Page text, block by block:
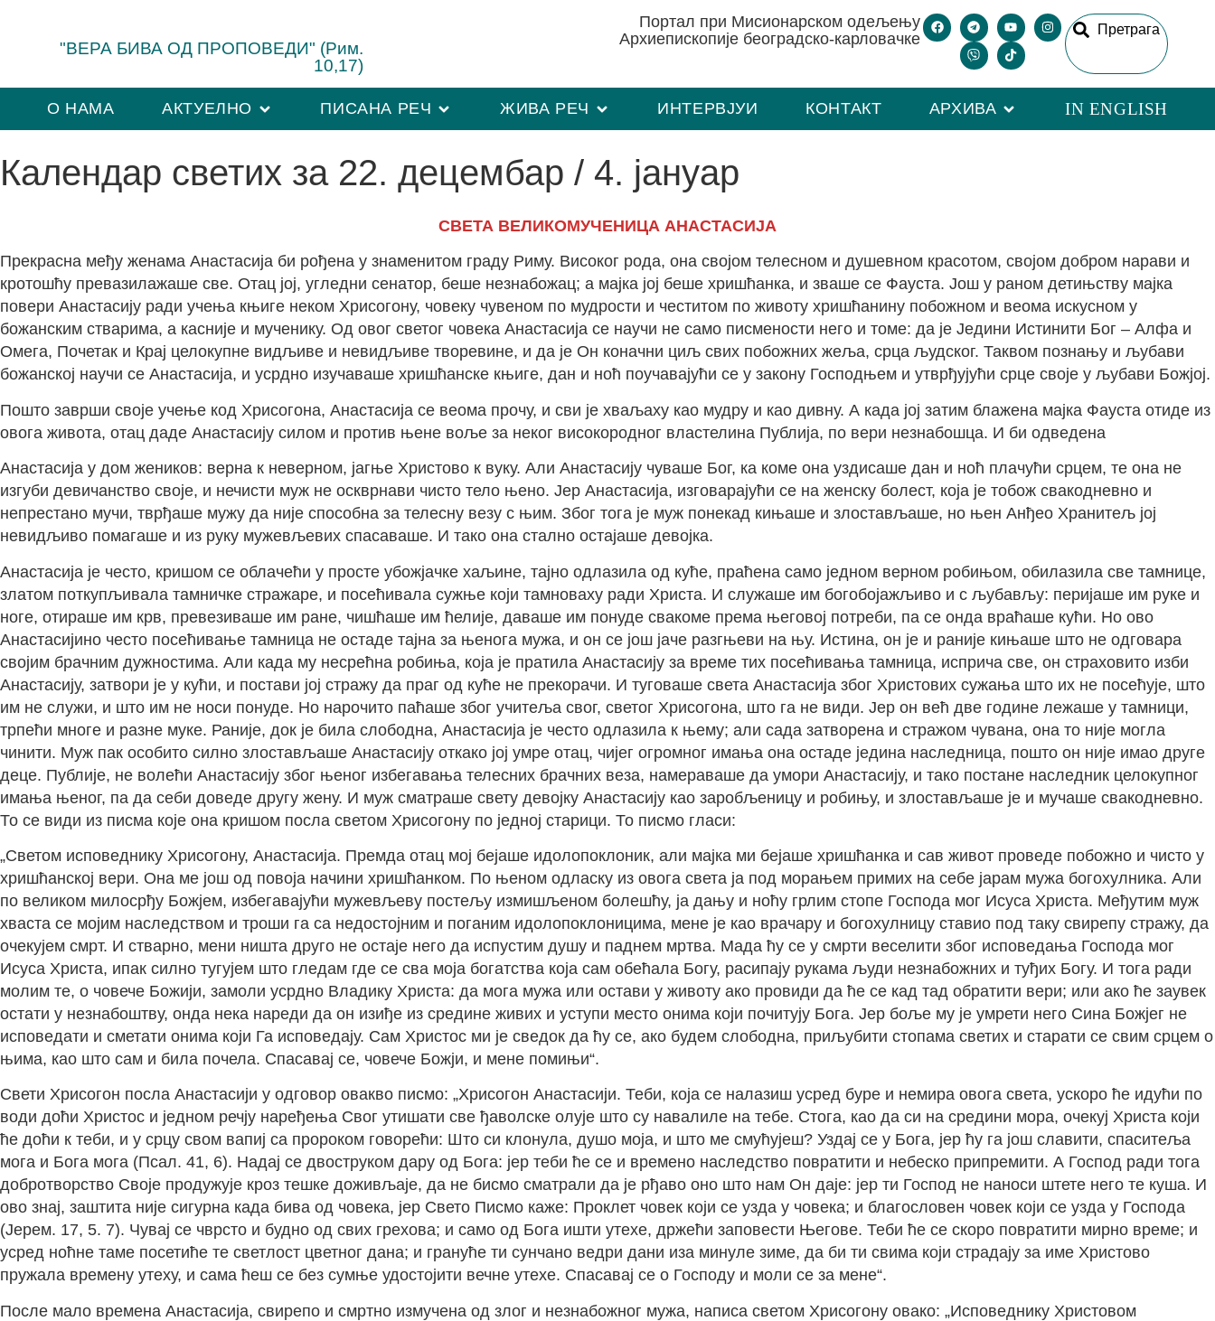
"ВЕРА БИВА ОД ПРОПОВЕДИ" (Рим.
10,17)
Портал при Мисионарском одељењу
Архиепископије београдско-карловачке
Претрага
О НАМА АКТУЕЛНО ПИСАНА РЕЧ ЖИВА РЕЧ ИНТЕРВЈУИ КОНТАКТ АРХИВА IN ENGLISH
Календар светих за 22. децембар / 4. јануар
СВЕТА ВЕЛИКОМУЧЕНИЦА АНАСТАСИЈА
Прекрасна међу женама Анастасија би рођена у знаменитом граду Риму. Високог рода, она својом телесном и душевном красотом, својом добром нарави и
кротошћу превазилажаше све. Отац јој, угледни сенатор, беше незнабожац; а мајка јој беше хришћанка, и зваше се Фауста. Још у раном детињству мајка
повери Анастасију ради учења књиге неком Хрисогону, човеку чувеном по мудрости и честитом по животу хришћанину побожном и веома искусном у
божанским стварима, а касније и мученику. Од овог светог човека Анастасија се научи не само писмености него и томе: да је Једини Истинити Бог – Алфа и
Омега, Почетак и Крај целокупне видљиве и невидљиве творевине, и да је Он коначни циљ свих побожних жеља, срца људског. Таквом познању и љубави
божанској научи се Анастасија, и усрдно изучаваше хришћанске књиге, дан и ноћ поучавајући се у закону Господњем и утврђујући срце своје у љубави Божјој.
Пошто заврши своје учење код Хрисогона, Анастасија се веома прочу, и сви је хваљаху као мудру и као дивну. А када јој затим блажена мајка Фауста отиде из
овога живота, отац даде Анастасију силом и против њене воље за неког високородног властелина Публија, по вери незнабошца. И би одведена
Анастасија у дом жеников: верна к неверном, јагње Христово к вуку. Али Анастасију чуваше Бог, ка коме она уздисаше дан и ноћ плачући срцем, те она не
изгуби девичанство своје, и нечисти муж не оскврнави чисто тело њено. Јер Анастасија, изговарајући се на женску болест, која је тобож свакодневно и
непрестано мучи, тврђаше мужу да није способна за телесну везу с њим. Због тога је муж понекад кињаше и злостављаше, но њен Анђео Хранитељ јој
невидљиво помагаше и из руку мужевљевих спасаваше. И тако она стално остајаше девојка.
Анастасија је често, кришом се облачећи у просте убожјачке хаљине, тајно одлазила од куће, праћена само једном верном робињом, обилазила све тамнице,
златом поткупљивала тамничке стражаре, и посећивала сужње који тамноваху ради Христа. И служаше им богобојажљиво и с љубављу: перијаше им руке и
ноге, отираше им крв, превезиваше им ране, чишћаше им ћелије, даваше им понуде свакоме према његовој потреби, па се онда враћаше кући. Но ово
Анастасијино често посећивање тамница не остаде тајна за њенога мужа, и он се још јаче разгњеви на њу. Истина, он је и раније кињаше што не одговара
својим брачним дужностима. Али када му несрећна робиња, која је пратила Анастасију за време тих посећивања тамница, исприча све, он страховито изби
Анастасију, затвори је у кући, и постави јој стражу да праг од куће не прекорачи. И туговаше света Анастасија због Христових сужања што их не посећује, што
им не служи, и што им не носи понуде. Но нарочито паћаше због учитеља свог, светог Хрисогона, што га не види. Јер он већ две године лежаше у тамници,
трпећи многе и разне муке. Раније, док је била слободна, Анастасија је често одлазила к њему; али сада затворена и стражом чувана, она то није могла
чинити. Муж пак особито силно злостављаше Анастасију откако јој умре отац, чијег огромног имања она остаде једина наследница, пошто он није имао друге
деце. Публије, не волећи Анастасију због њеног избегавања телесних брачних веза, намераваше да умори Анастасију, и тако постане наследник целокупног
имања њеног, па да себи доведе другу жену. И муж сматраше свету девојку Анастасију као заробљеницу и робињу, и злостављаше је и мучаше свакодневно.
То се види из писма које она кришом посла светом Хрисогону по једној старици. То писмо гласи:
„Светом исповеднику Хрисогону, Анастасија. Премда отац мој бејаше идолопоклоник, али мајка ми бејаше хришћанка и сав живот проведе побожно и чисто у
хришћанској вери. Она ме још од повоја начини хришћанком. По њеном одласку из овога света ја под морањем примих на себе јарам мужа богохулника. Али
по великом милосрђу Божјем, избегавајући мужевљеву постељу измишљеном болешћу, ја дању и ноћу грлим стопе Господа мог Исуса Христа. Међутим муж
хваста се мојим наследством и троши га са недостојним и поганим идолопоклоницима, мене је као врачару и богохулницу ставио под таку свирепу стражу, да
очекујем смрт. И стварно, мени ништа друго не остаје него да испустим душу и паднем мртва. Мада ћу се у смрти веселити због исповедања Господа мог
Исуса Христа, ипак силно тугујем што гледам где се сва моја богатства која сам обећала Богу, расипају рукама људи незнабожних и туђих Богу. И тога ради
молим те, о човече Божији, замоли усрдно Владику Христа: да мога мужа или остави у животу ако провиди да ће се кад тад обратити вери; или ако ће заувек
остати у незнабоштву, онда нека нареди да он изиђе из средине живих и уступи место онима који почитују Бога. Јер боље му је умрети него Сина Божјег не
исповедати и сметати онима који Га исповедају. Сам Христос ми је сведок да ћу се, ако будем слободна, приљубити стопама светих и старати се свим срцем о
њима, као што сам и била почела. Спасавај се, човече Божји, и мене помињи“.
Свети Хрисогон посла Анастасији у одговор овакво писмо: „Хрисогон Анастасији. Теби, која се налазиш усред буре и немира овога света, ускоро ће идући по
води доћи Христос и једном речју наређења Свог утишати све ђаволске олује што су навалиле на тебе. Стога, као да си на средини мора, очекуј Христа који
ће доћи к теби, и у срцу свом вапиј са пророком говорећи: Што си клонула, душо моја, и што ме смућујеш? Уздај се у Бога, јер ћу га још славити, спаситеља
мога и Бога мога (Псал. 41, 6). Надај се двоструком дару од Бога: јер теби ће се и времено наследство повратити и небеско припремити. А Господ ради тога
добротворство Своје продужује кроз тешке доживљаје, да не бисмо сматрали да је рђаво оно што нам Он даје: јер ти Господ не наноси штете него те куша. И
ово знај, заштита није сигурна када бива од човека, јер Свето Писмо каже: Проклет човек који се узда у човека; и благословен човек који се узда у Господа
(Јерем. 17, 5. 7). Чувај се чврсто и будно од свих грехова; и само од Бога ишти утехе, држећи заповести Његове. Теби ће се скоро повратити мирно време; и
усред ноћне таме посетиће те светлост цветног дана; и грануће ти сунчано ведри дани иза минуле зиме, да би ти свима који страдају за име Христово
пружала времену утеху, и сама ћеш се без сумње удостојити вечне утехе. Спасавај се о Господу и моли се за мене“.
После мало времена Анастасија, свирепо и смртно измучена од злог и незнабожног мужа, написа светом Хрисогону овако: „Исповеднику Христовом